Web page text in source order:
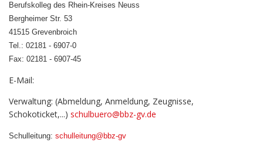
Berufskolleg des Rhein-Kreises Neuss
Bergheimer Str. 53
41515 Grevenbroich
Tel.: 02181 - 6907-0
Fax: 02181 - 6907-45
E-Mail:
Verwaltung: (Abmeldung, Anmeldung, Zeugnisse,
Schokoticket,...) schulbuero@bbz-gv.de
Schulleitung: schulleitung@bbz-gv